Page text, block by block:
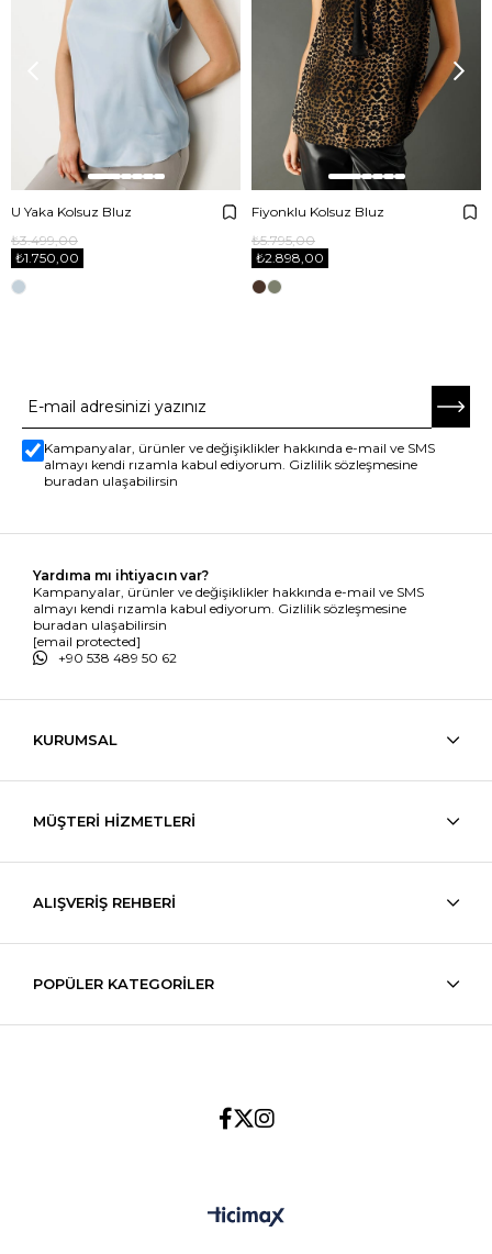
U Yaka Kolsuz Bluz
₺1.750,00
₺3.499,00
Fiyonklu Kolsuz Bluz
₺2.898,00
₺5.795,00
Kampanyalar, ürünler ve değişiklikler hakkında e-mail ve SMS
almayı kendi rızamla kabul ediyorum. Gizlilik sözleşmesine
buradan ulaşabilirsin
Yardıma mı ihtiyacın var?
Kampanyalar, ürünler ve değişiklikler hakkında e-mail ve SMS
almayı kendi rızamla kabul ediyorum. Gizlilik sözleşmesine
buradan ulaşabilirsin
[email protected]
+90 538 489 50 62
KURUMSAL
MÜŞTERİ HİZMETLERİ
ALIŞVERİŞ REHBERİ
POPÜLER KATEGORİLER